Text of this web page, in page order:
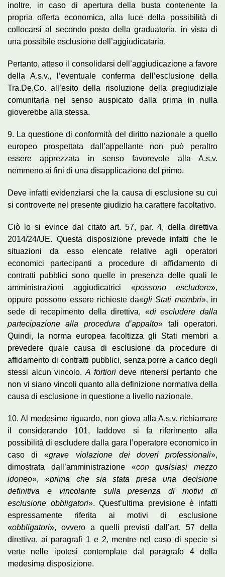
inoltre, in caso di apertura della busta contenente la
propria offerta economica, alla luce della possibilità di
collocarsi al secondo posto della graduatoria, in vista di
una possibile esclusione dell’aggiudicataria.
Pertanto, atteso il consolidarsi dell’aggiudicazione a favore
della A.s.v., l’eventuale conferma dell’esclusione della
Tra.De.Co. all’esito della risoluzione della pregiudiziale
comunitaria nel senso auspicato dalla prima in nulla
gioverebbe alla stessa.
9. La questione di conformità del diritto nazionale a quello
europeo prospettata dall’appellante non può peraltro
essere apprezzata in senso favorevole alla A.s.v.
nemmeno ai fini di una disapplicazione del primo.
Deve infatti evidenziarsi che la causa di esclusione su cui
si controverte nel presente giudizio ha carattere facoltativo.
Ciò lo si evince dal citato art. 57, par. 4, della direttiva
2014/24/UE. Questa disposizione prevede infatti che le
situazioni da esso elencate relative agli operatori
economici partecipanti a procedure di affidamento di
contratti pubblici sono quelle in presenza delle quali le
amministrazioni aggiudicatrici «possono escludere»,
oppure possono essere richieste da«gli Stati membri», in
sede di recepimento della direttiva, «di escludere dalla
partecipazione alla procedura d’appalto» tali operatori.
Quindi, la norma europea facoltizza gli Stati membri a
prevedere quale causa di esclusione da procedure di
affidamento di contratti pubblici, senza porre a carico degli
stessi alcun vincolo. A fortiorideve ritenersi pertanto che
non vi siano vincoli quanto alla definizione normativa della
causa di esclusione in questione a livello nazionale.
10. Al medesimo riguardo, non giova alla A.s.v. richiamare
il considerando 101, laddove si fa riferimento alla
possibilità di escludere dalla gara l’operatore economico in
caso di «grave violazione dei doveri professionali»,
dimostrata dall’amministrazione «con qualsiasi mezzo
idoneo», «prima che sia stata presa una decisione
definitiva e vincolante sulla presenza di motivi di
esclusione obbligatori». Quest’ultima previsione è infatti
espressamente riferita ai motivi di esclusione
«obbligatori», ovvero a quelli previsti dall’art. 57 della
direttiva, ai paragrafi 1 e 2, mentre nel caso di specie si
verte nelle ipotesi contemplate dal paragrafo 4 della
medesima disposizione.